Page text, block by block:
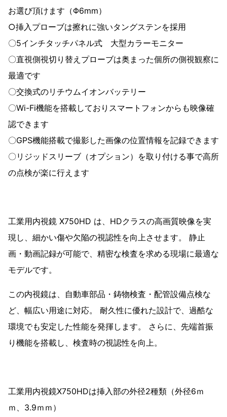
お選び頂けます（Φ6mm）
○挿入プローブは擦れに強いタングステンを採用
〇5インチタッチパネル式 大型カラーモニター
〇直視側視切り替えプローブは奥まった個所の側視観察に
最適です
〇交換式のリチウムイオンバッテリー
〇Wi-Fi機能を搭載しておりスマートフォンからも映像確
認できます
〇GPS機能搭載で撮影した画像の位置情報を記録できます
〇リジッドスリーブ（オプション）を取り付ける事で高所
の点検が楽に行えます
工業用内視鏡 X750HD は、HDクラスの高画質映像を実
現し、細かい傷や欠陥の視認性を向上させます。 静止
画・動画記録が可能で、精密な検査を求める現場に最適な
モデルです。
この内視鏡は、自動車部品・鋳物検査・配管設備点検な
ど、幅広い用途に対応。 耐久性に優れた設計で、過酷な
環境でも安定した性能を発揮します。 さらに、先端首振
り機能を搭載し、検査時の視認性を向上。
工業用内視鏡X750HDは挿入部の外径2種類（外径6ｍ
ｍ、3.9ｍｍ）